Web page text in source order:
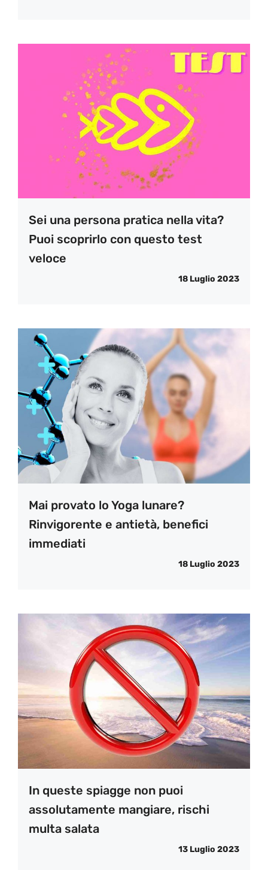
Sei una persona pratica nella vita?
Puoi scoprirlo con questo test
veloce
18 Luglio 2023
Mai provato lo Yoga lunare?
Rinvigorente e antietà, benefici
immediati
18 Luglio 2023
In queste spiagge non puoi
assolutamente mangiare, rischi
multa salata
13 Luglio 2023